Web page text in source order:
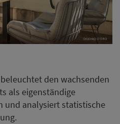
den wachsenden
als eigenständige
und analysiert statistische